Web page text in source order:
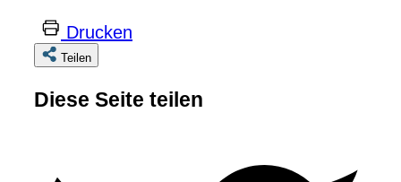
Drucken
Teilen
Diese Seite teilen